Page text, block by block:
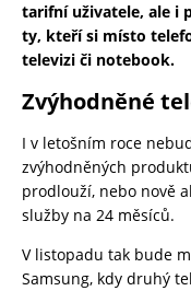
tarifní uživatele, ale i
ty, kteří si místo
televizi či notebook.
Zvýhodněné
I v letošním roce
zvýhodněných
prodlouží, nebo nově
služby na 24 měsíců.
V listopadu tak bude
Samsung, kdy druhý